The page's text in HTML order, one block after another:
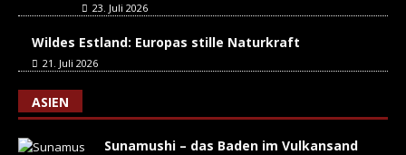
23. Juli 2026
Wildes Estland: Europas stille Naturkraft
21. Juli 2026
ASIEN
Sunamushi – das Baden im Vulkansand